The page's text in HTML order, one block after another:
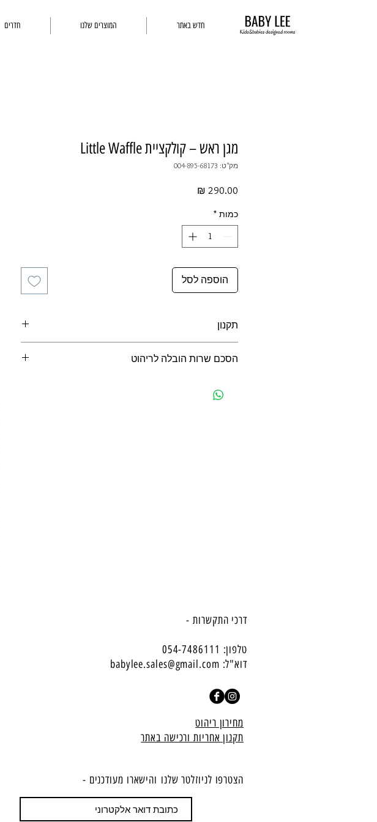
חדש באתר המוצרים שלנו חדרים
מגן ראש – קולקציית Little Waffle
מק"ט: 004-895-68173
כמות *
הוספה לסל
תקנון
הסכם שרות הובלה לריהוט
דרכי התקשרות -
טלפון: 054-7486111
דוא"ל: babylee.sales@gmail.com
מחירון ריהוט
תקנון אחריות ורכישה באתר
הצטרפו לניוזלטר שלנו ​והישארו מעודכנים -